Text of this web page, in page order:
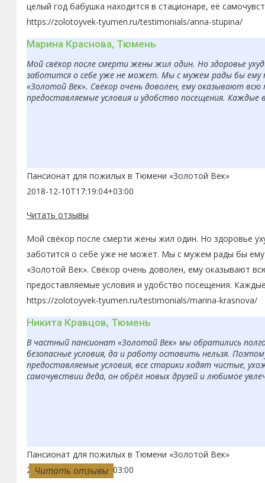
Читать отзывы
Читать отзывы
Читать отзывы
Читать отзывы
Читать отзывы
целый год бабушка находится в стационаре, её
https://zolotoyvek-tyumen.ru/testimonials/anna-stupina/
Марина Краснова, Тюмень
Мой свёкор после смерти жены жил один. Но здоровье
заботится о себе уже не может. Мы с мужем рады бы ему
«Золотой Век». Свёкор очень доволен, ему оказывают
предоставляемые условия и удобство посещения.
Читать отзывы
Пансионат для пожилых в Тюмени «Золотой Век»
2018-12-10T17:19:04+03:00
Читать отзывы
Мой свёкор после смерти жены жил один. Но здоровье
заботится о себе уже не может. Мы с мужем рады бы ему
«Золотой Век». Свёкор очень доволен, ему оказывают
предоставляемые условия и удобство посещения.
https://zolotoyvek-tyumen.ru/testimonials/marina-krasnova/
Никита Кравцов, Тюмень
В частный пансионат «Золотой Век» мы обратились
безопасные условия, да и работу оставить нельзя.
предоставляемые условия, все старики ходят чистые,
самочувствии деда, он обрёл новых друзей и любимое
Читать отзывы
Пансионат для пожилых в Тюмени «Золотой Век»
2018-12-10T17:14:00+03:00
Читать отзывы
Читать отзывы
Читать отзывы